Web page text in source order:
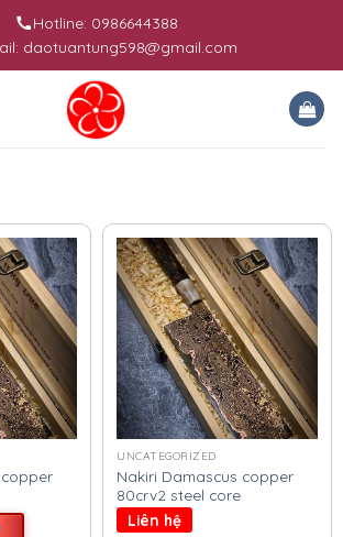
Hotline: 0986644388
daotuantung598@gmail.com
UNCATEGORIZED
Nakiri Damascus copper
80crv2 steel core
Liên hệ